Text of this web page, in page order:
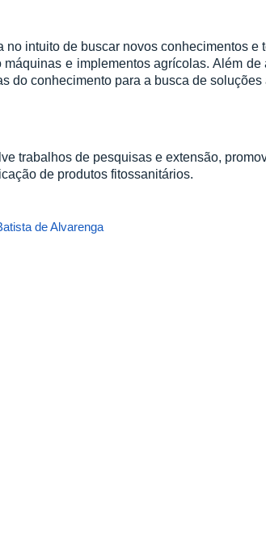
no intuito de buscar novos conhecimentos
máquinas e implementos agrícolas. Além
do conhecimento para a busca de soluções
trabalhos de pesquisas e extensão,
de produtos fitossanitários.
de Alvarenga